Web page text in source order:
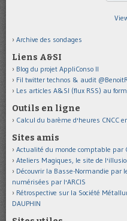
Archive des sondages
Liens A&SI
Blog du projet AppliConso II
Fil twitter technos & audit
Les articles A&SI (flux RSS) au
Outils en ligne
Calcul du barème d'heures CNCC
Sites amis
Actualité du monde comptable par
Ateliers Magiques, le site de
Découvrir la Basse-Normandie par
numérisées par l'ARCIS
Rétrospective sur la Société
DAUPHIN